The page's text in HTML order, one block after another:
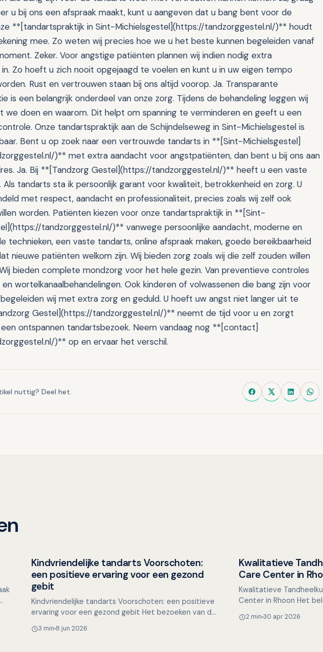
u bij ons een afspraak maakt, kunt u aangeven dat u bang bent voor de
**[tandartspraktijk in Sint-Michielsgestel](https://tandzorggestel.nl/)** houdt
mee. Zo weten wij precies hoe we u het beste kunnen begeleiden vanaf
Zeker. Voor angstige patiënten plannen wij indien nodig extra
Zo hoeft u zich nooit opgejaagd te voelen en kunt u in uw eigen tempo
Rust en vertrouwen staan bij ons altijd voorop. Ja. Transparante
is een belangrijk onderdeel van onze zorg. Tijdens de behandeling leggen wij
we doen en waarom. Dit helpt om spanning te verminderen en geeft u een
Onze tandartspraktijk aan de Schijndelseweg in Sint-Michielsgestel is
Bent u op zoek naar een vertrouwde tandarts in **[Sint-Michielsgestel]
)** met extra aandacht voor angstpatiënten, dan bent u bij ons aan
Ja. Bij **[Tandzorg Gestel](https://tandzorggestel.nl/)** heeft u een vaste
Als tandarts sta ik persoonlijk garant voor kwaliteit, betrokkenheid en zorg. U
met respect, aandacht en professionaliteit, precies zoals wij zelf ook
worden. Patiënten kiezen voor onze tandartspraktijk in **[Sint-
tandzorggestel.nl/)** vanwege persoonlijke aandacht, moderne en
technieken, een vaste tandarts, online afspraak maken, goede bereikbaarheid
nieuwe patiënten welkom zijn. Wij bieden zorg zoals wij die zelf zouden willen
bieden complete mondzorg voor het hele gezin. Van preventieve controles
wortelkanaalbehandelingen. Ook kinderen of volwassenen die bang zijn voor
wij met extra zorg en geduld. U hoeft uw angst niet langer uit te
Gestel](https://tandzorggestel.nl/)** neemt de tijd voor u en zorgt
ontspannen tandartsbezoek. Neem vandaag nog **[contact]
)** op en ervaar het verschil.
nuttig? Deel het.
Overig nieuws
Kindvriendelijke tandarts Voorschoten:
een positieve ervaring voor een gezond
gebit
Kindvriendelijke tandarts Voorschoten: een positieve
ervaring voor een gezond gebit Het bezoeken van de
ge…
3 min 8 jun 2026
Overig nieuws
Kwalitatieve
Care Center in
Kwalitatieve
Center in Rhoon Het belang van regelmatige
mensen. Bij Oral Ca…
2 min30 apr 2026